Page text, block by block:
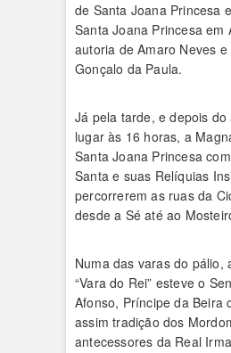
de Santa Joana Princesa
Santa Joana Princesa em
autoria de Amaro Neves e
Gonçalo da Paula.
Já pela tarde, e depois
lugar às 16 horas, a
Santa Joana Princesa
Santa e suas Relíquias
percorrerem as ruas da
desde a Sé até ao
Numa das varas do pálio,
“Vara do Rei” esteve o
Afonso, Príncipe da Beira
assim tradição dos
antecessores da Real